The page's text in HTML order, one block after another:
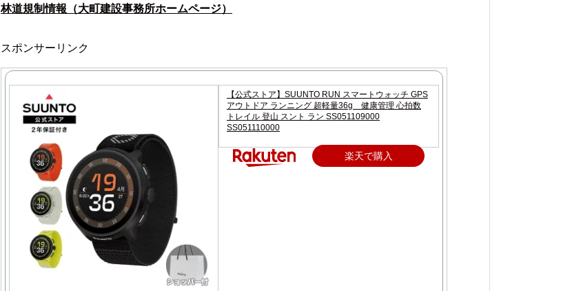
林道規制情報（大町建設事務所ホームページ）
スポンサーリンク
【公式ストア】SUUNTO RUN スマートウォッチ GPS
アウトドア ランニング 超軽量36g 健康管理 心拍数
トレイル 登山 スント ラン SS051109000
SS051110000
楽天で購入